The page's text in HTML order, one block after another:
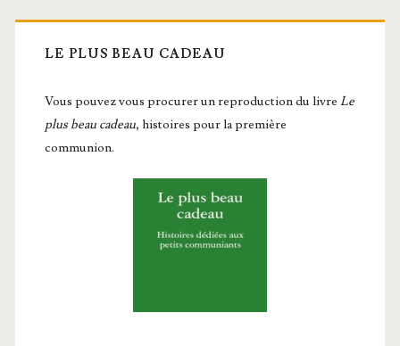
LE PLUS BEAU CADEAU
Vous pou­vez vous pro­cu­rer un repro­duc­tion du livre Le
plus beau cadeau, histoires pour la première
communion.